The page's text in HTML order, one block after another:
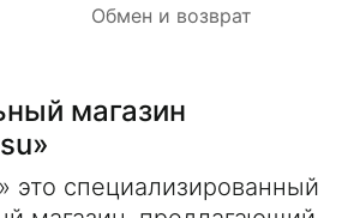
Обмен и возврат
магазин
это специализированный